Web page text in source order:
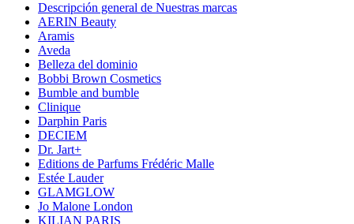
Descripción general de Nuestras marcas
AERIN Beauty
Aramis
Aveda
Belleza del dominio
Bobbi Brown Cosmetics
Bumble and bumble
Clinique
Darphin Paris
DECIEM
Dr. Jart+
Editions de Parfums Frédéric Malle
Estée Lauder
GLAMGLOW
Jo Malone London
KILIAN PARIS